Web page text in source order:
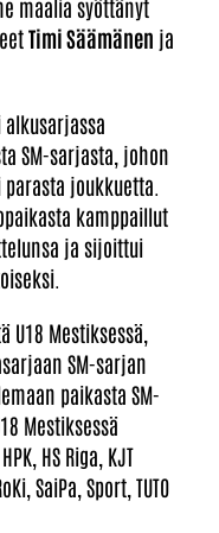
maalia syöttänyt
Timi Säämänen ja
SM-sarjasta, johon
joukkuetta.
kamppaillut
ja sijoittui
Mestiksessä,
SM-sarjan
paikasta SM-
Mestiksessä
HS Riga, KJT
SaiPa, Sport, TUTO